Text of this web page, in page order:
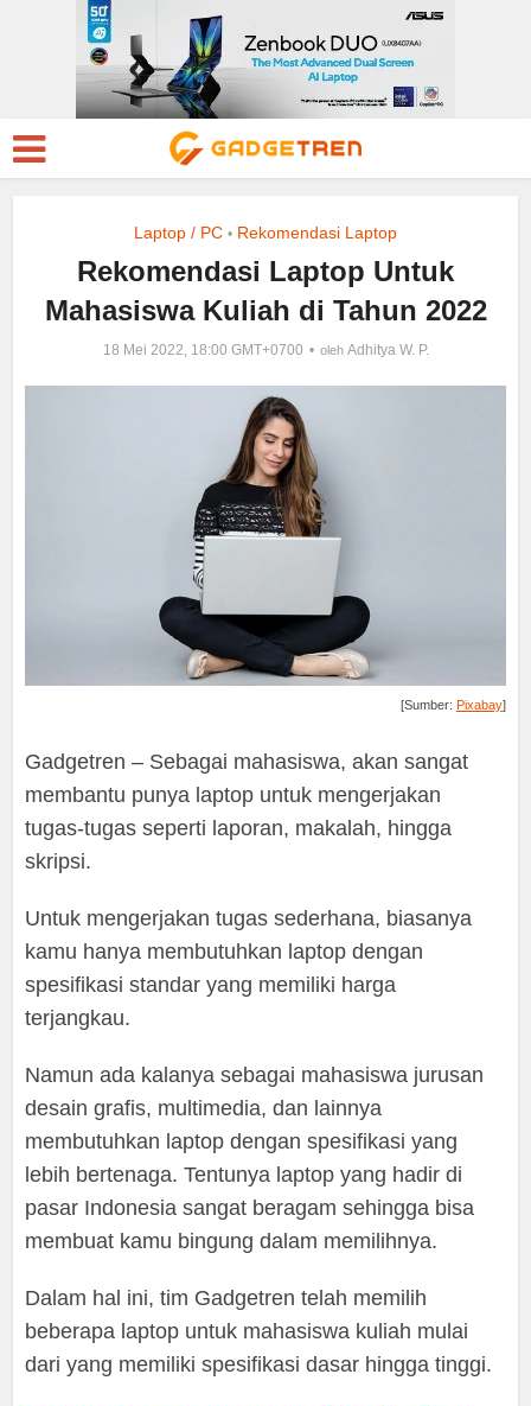
Laptop / PC • Rekomendasi Laptop
Rekomendasi Laptop Untuk
Mahasiswa Kuliah di Tahun 2022
18 Mei 2022, 18:00 GMT+0700 oleh Adhitya W. P.
[Sumber: Pixabay]
Gadgetren – Sebagai mahasiswa, akan sangat
membantu punya laptop untuk mengerjakan
tugas-tugas seperti laporan, makalah, hingga
skripsi.
Untuk mengerjakan tugas sederhana, biasanya
kamu hanya membutuhkan laptop dengan
spesifikasi standar yang memiliki harga
terjangkau.
Namun ada kalanya sebagai mahasiswa jurusan
desain grafis, multimedia, dan lainnya
membutuhkan laptop dengan spesifikasi yang
lebih bertenaga. Tentunya laptop yang hadir di
pasar Indonesia sangat beragam sehingga bisa
membuat kamu bingung dalam memilihnya.
Dalam hal ini, tim Gadgetren telah memilih
beberapa laptop untuk mahasiswa kuliah mulai
dari yang memiliki spesifikasi dasar hingga tinggi.